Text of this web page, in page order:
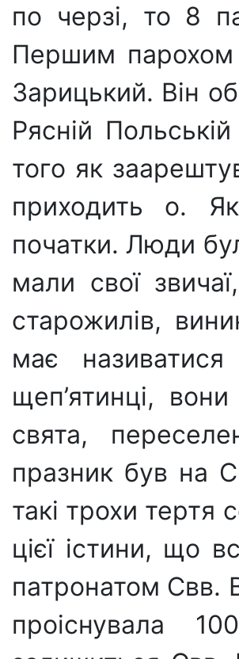
по черзі, то 8
Першим парохом
Зарицький. Він
Рясній
того як
приходить о.
початки. Люди
мали свої
старожилів,
має
щеп’ятинці,
свята,
празник був на
такі трохи
цієї істини, що
патронатом Свв.
проіснувала